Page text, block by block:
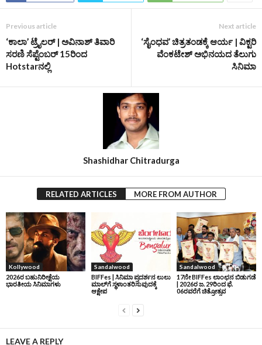
Previous article
‘ಕಾಲಾ’ ಟ್ರೈಲರ್‌ | ಅವಿನಾಶ್‌ ತಿವಾರಿ
ಸರಣಿ ಸೆಪ್ಟೆಂಬರ್‌ 15ರಿಂದ
Hotstarನಲ್ಲಿ
Next article
‘ಸೈಂಧವ’ ಚಿತ್ರತಂಡಕ್ಕೆ ಆರ್ಯ | ವಿಕ್ಟರಿ
ವೆಂಕಟೇಶ್‌ ಅಭಿನಯದ ತೆಲುಗು
ಸಿನಿಮಾ
Shashidhar Chitradurga
RELATED ARTICLES MORE FROM AUTHOR
Kollywood
2026ರ ಬಹುನಿರೀಕ್ಷೆಯ
ಭಾರತೀಯ ಸಿನಿಮಾಗಳು
Sandalwood
BIFFes | ಸಿನಿಮಾ ಪ್ರದರ್ಶನ ಲುಲು
ಮಾಲ್‌ಗೆ ಸ್ಥಳಾಂತರಿಸುವುದಕ್ಕೆ
ಆಕ್ಷೇಪ
Sandalwood
17ನೇ BIFFes ಲಾಂಛನ ಬಿಡುಗಡೆ
| 2026ರ ಜ. 29ರಿಂದ ಫೆ.
06ರವರೆಗೆ ಚಿತ್ರೋತ್ಸವ
LEAVE A REPLY